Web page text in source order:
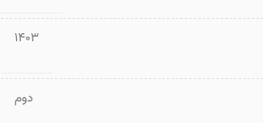
1403
دوم